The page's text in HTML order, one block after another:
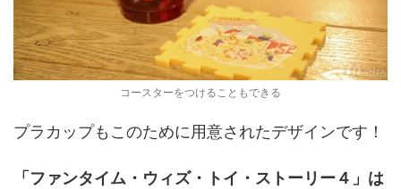
コースターをつけることもできる
プラカップもこのために用意されたデザインです！
「ファンタイム・ウィズ・トイ・ストーリー４」は